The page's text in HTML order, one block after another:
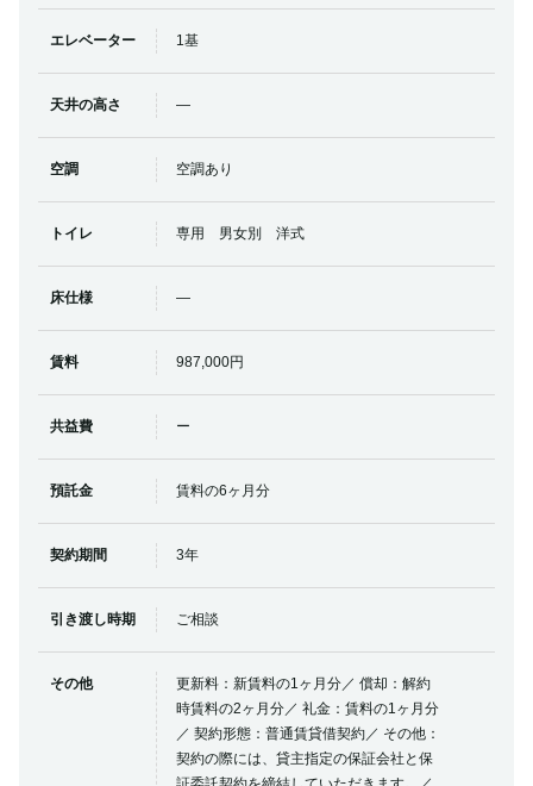
エレベーター 1基
天井の高さ ―
空調 空調あり
トイレ 専用 男女別 洋式
床仕様 ―
賃料 987,000円
共益費 ー
預託金 賃料の6ヶ月分
契約期間 3年
引き渡し時期 ご相談
その他
更新料：新賃料の1ヶ月分／ 償却：解約
時賃料の2ヶ月分／ 礼金：賃料の1ヶ月分
／ 契約形態：普通賃貸借契約／ その他：
契約の際には、貸主指定の保証会社と保